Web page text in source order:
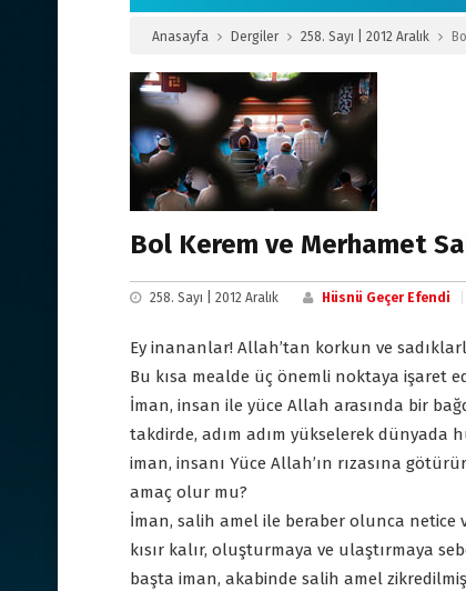
Anasayfa Dergiler 258. Sayı | 2012 Aralık
Bol Kerem ve Merhamet
258. Sayı | 2012 Aralık Hüsnü Geçer Efendi
Ey inananlar! Allah’tan korkun ve
Bu kısa mealde üç önemli noktaya işaret
İman, insan ile yüce Allah arasında bir
takdirde, adım adım yükselerek
iman, insanı Yüce Allah’ın rızasına
amaç olur mu?
İman, salih amel ile beraber olunca netice
kısır kalır, oluşturmaya ve ulaştırmaya
başta iman, akabinde salih amel